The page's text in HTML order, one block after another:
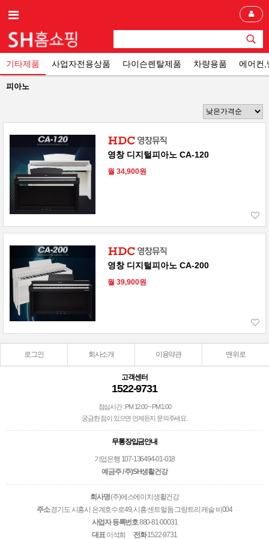
기타제품 사업자전용상품 다이슨렌탈제품 차량용품 에어컨,
피아노
영창 디지털피아노 CA-120
월 34,900원
영창 디지털피아노 CA-200
월 39,900원
로그인 회사소개 이용약관 맨위로
고객센터
1522-9731
점심시간 : PM 12:00 ~ PM 1:00
궁금한 점이 있으면 언제든지 문의주세요.
무통장입금안내
기업은행 107-136494-01-018
예금주 / 주)SH생활건강
회사명(주)에스에이치생활건강
주소경기도 시흥시 은계호수로49, 시흥 센트럴돔 그랑트리 캐슬 비004
사업자 등록번호880-81-00031
대표이석희 전화1522-9731